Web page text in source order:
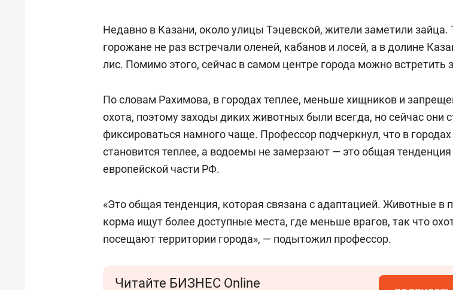
Недавно в Казани, около улицы Тэцевской, жители заметили зайца.
горожане не раз встречали оленей, кабанов и лосей, а в долине
лис. Помимо этого, сейчас в самом центре города можно встретить
По словам Рахимова, в городах теплее, меньше хищников и
охота, поэтому заходы диких животных были всегда, но сейчас они
фиксироваться намного чаще. Профессор подчеркнул, что в городах
становится теплее, а водоемы не замерзают — это общая тенденция
европейской части РФ.
«Это общая тенденция, которая связана с адаптацией. Животные в
корма ищут более доступные места, где меньше врагов, так что
посещают территории города», — подытожил профессор.
Читайте БИЗНЕС Online